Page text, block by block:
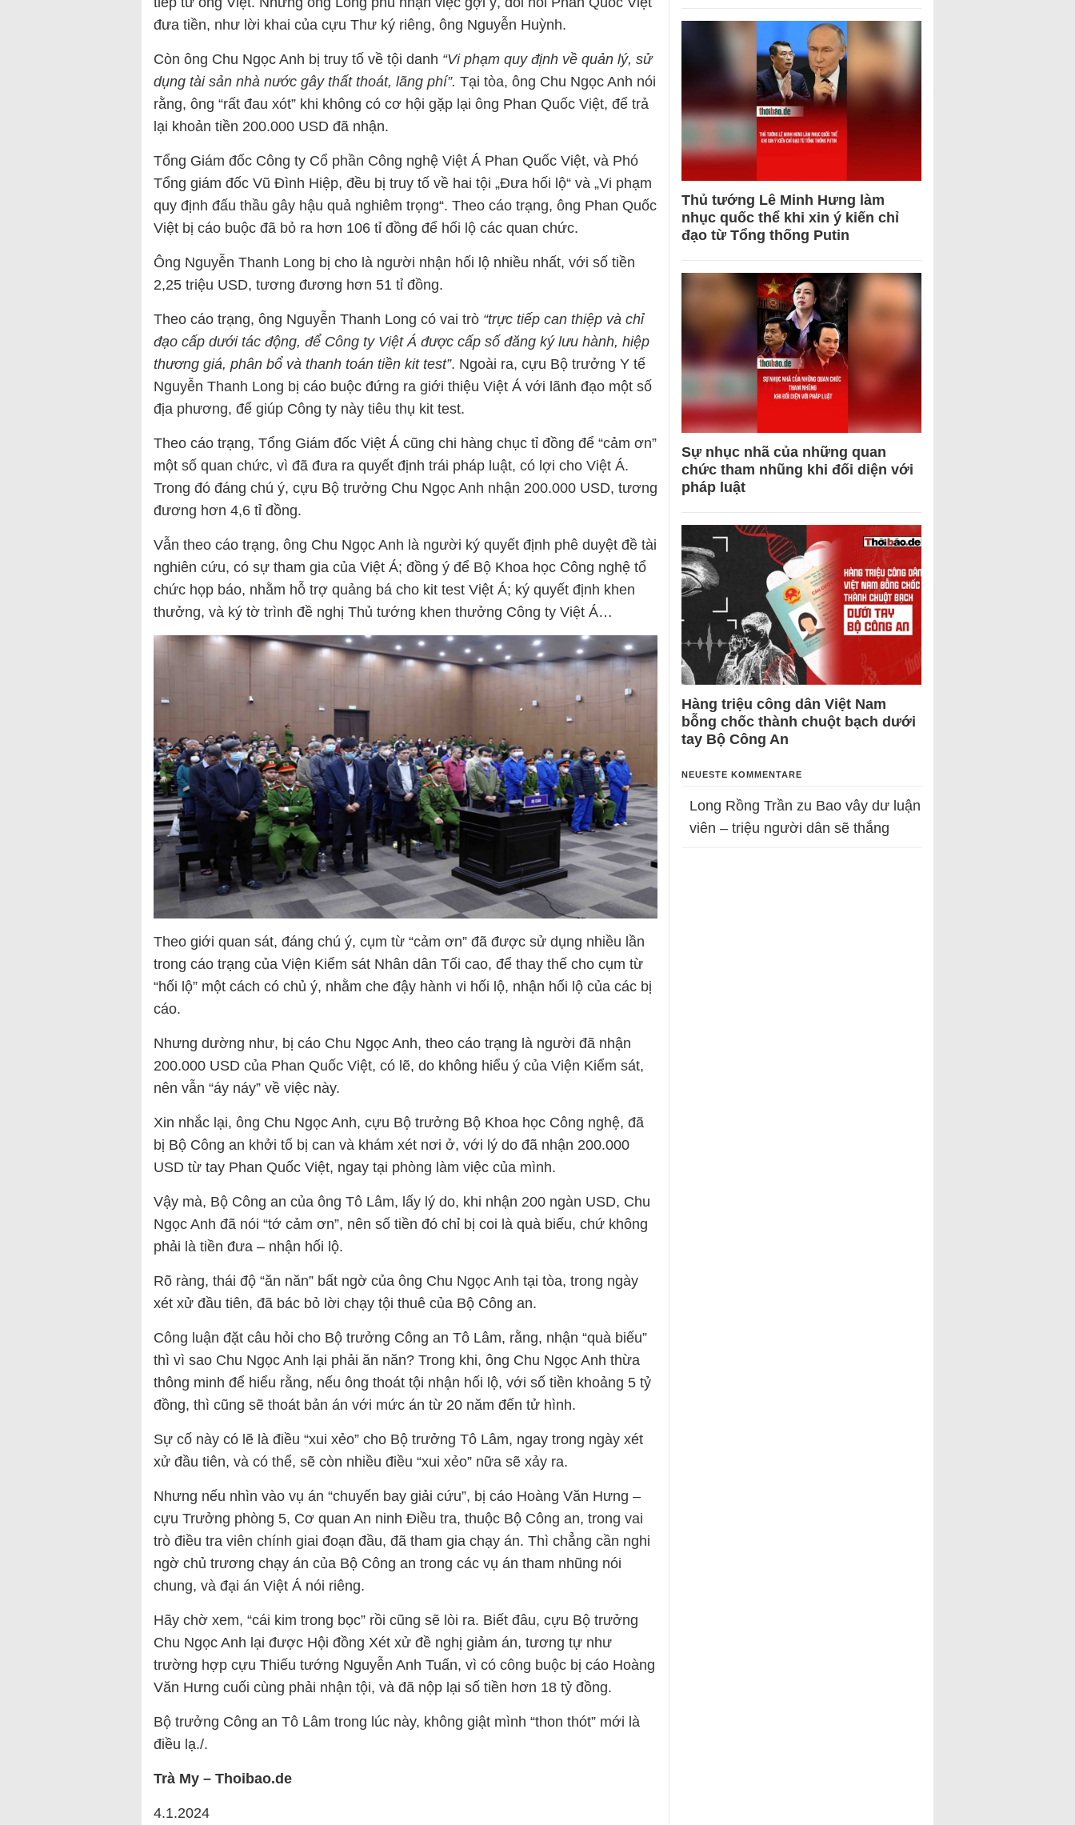
đưa tiền, như lời khai của cựu Thư ký riêng, ông Nguyễn Huỳnh.
Còn ông Chu Ngọc Anh bị truy tố về tội danh “Vi phạm quy định về quản lý, sử
dụng tài sản nhà nước gây thất thoát, lãng phí”. Tại tòa, ông Chu Ngọc Anh nói
rằng, ông “rất đau xót” khi không có cơ hội gặp lại ông Phan Quốc Việt, để trả
lại khoản tiền 200.000 USD đã nhận.
Tổng Giám đốc Công ty Cổ phần Công nghệ Việt Á Phan Quốc Việt, và Phó
Tổng giám đốc Vũ Đình Hiệp, đều bị truy tố về hai tội „Đưa hối lộ“ và „Vi phạm
quy định đấu thầu gây hậu quả nghiêm trọng“. Theo cáo trạng, ông Phan Quốc
Việt bị cáo buộc đã bỏ ra hơn 106 tỉ đồng để hối lộ các quan chức.
Ông Nguyễn Thanh Long bị cho là người nhận hối lộ nhiều nhất, với số tiền
2,25 triệu USD, tương đương hơn 51 tỉ đồng.
Theo cáo trạng, ông Nguyễn Thanh Long có vai trò “trực tiếp can thiệp và chỉ
đạo cấp dưới tác động, để Công ty Việt Á được cấp số đăng ký lưu hành, hiệp
thương giá, phân bổ và thanh toán tiền kit test”. Ngoài ra, cựu Bộ trưởng Y tế
Nguyễn Thanh Long bị cáo buộc đứng ra giới thiệu Việt Á với lãnh đạo một số
địa phương, để giúp Công ty này tiêu thụ kit test.
Theo cáo trạng, Tổng Giám đốc Việt Á cũng chi hàng chục tỉ đồng để “cảm ơn”
một số quan chức, vì đã đưa ra quyết định trái pháp luật, có lợi cho Việt Á.
Trong đó đáng chú ý, cựu Bộ trưởng Chu Ngọc Anh nhận 200.000 USD, tương
đương hơn 4,6 tỉ đồng.
Vẫn theo cáo trạng, ông Chu Ngọc Anh là người ký quyết định phê duyệt đề tài
nghiên cứu, có sự tham gia của Việt Á; đồng ý để Bộ Khoa học Công nghệ tổ
chức họp báo, nhằm hỗ trợ quảng bá cho kit test Việt Á; ký quyết định khen
thưởng, và ký tờ trình đề nghị Thủ tướng khen thưởng Công ty Việt Á…
Theo giới quan sát, đáng chú ý, cụm từ “cảm ơn” đã được sử dụng nhiều lần
trong cáo trạng của Viện Kiểm sát Nhân dân Tối cao, để thay thế cho cụm từ
“hối lộ” một cách có chủ ý, nhằm che đậy hành vi hối lộ, nhận hối lộ của các bị
cáo.
Nhưng dường như, bị cáo Chu Ngọc Anh, theo cáo trạng là người đã nhận
200.000 USD của Phan Quốc Việt, có lẽ, do không hiểu ý của Viện Kiểm sát,
nên vẫn “áy náy” về việc này.
Xin nhắc lại, ông Chu Ngọc Anh, cựu Bộ trưởng Bộ Khoa học Công nghệ, đã
bị Bộ Công an khởi tố bị can và khám xét nơi ở, với lý do đã nhận 200.000
USD từ tay Phan Quốc Việt, ngay tại phòng làm việc của mình.
Vậy mà, Bộ Công an của ông Tô Lâm, lấy lý do, khi nhận 200 ngàn USD, Chu
Ngọc Anh đã nói “tớ cảm ơn”, nên số tiền đó chỉ bị coi là quà biếu, chứ không
phải là tiền đưa – nhận hối lộ.
Rõ ràng, thái độ “ăn năn” bất ngờ của ông Chu Ngọc Anh tại tòa, trong ngày
xét xử đầu tiên, đã bác bỏ lời chạy tội thuê của Bộ Công an.
Công luận đặt câu hỏi cho Bộ trưởng Công an Tô Lâm, rằng, nhận “quà biếu”
thì vì sao Chu Ngọc Anh lại phải ăn năn? Trong khi, ông Chu Ngọc Anh thừa
thông minh để hiểu rằng, nếu ông thoát tội nhận hối lộ, với số tiền khoảng 5 tỷ
đồng, thì cũng sẽ thoát bản án với mức án từ 20 năm đến tử hình.
Sự cố này có lẽ là điều “xui xẻo” cho Bộ trưởng Tô Lâm, ngay trong ngày xét
xử đầu tiên, và có thể, sẽ còn nhiều điều “xui xẻo” nữa sẽ xảy ra.
Nhưng nếu nhìn vào vụ án “chuyến bay giải cứu”, bị cáo Hoàng Văn Hưng –
cựu Trưởng phòng 5, Cơ quan An ninh Điều tra, thuộc Bộ Công an, trong vai
trò điều tra viên chính giai đoạn đầu, đã tham gia chạy án. Thì chẳng cần nghi
ngờ chủ trương chạy án của Bộ Công an trong các vụ án tham nhũng nói
chung, và đại án Việt Á nói riêng.
Hãy chờ xem, “cái kim trong bọc” rồi cũng sẽ lòi ra. Biết đâu, cựu Bộ trưởng
Chu Ngọc Anh lại được Hội đồng Xét xử đề nghị giảm án, tương tự như
trường hợp cựu Thiếu tướng Nguyễn Anh Tuấn, vì có công buộc bị cáo Hoàng
Văn Hưng cuối cùng phải nhận tội, và đã nộp lại số tiền hơn 18 tỷ đồng.
Bộ trưởng Công an Tô Lâm trong lúc này, không giật mình “thon thót” mới là
điều lạ./.
Trà My – Thoibao.de
4.1.2024
Thủ tướng Lê Minh Hưng làm
nhục quốc thể khi xin ý kiến chỉ
đạo từ Tổng thống Putin
Sự nhục nhã của những quan
chức tham nhũng khi đối diện với
pháp luật
Hàng triệu công dân Việt Nam
bỗng chốc thành chuột bạch dưới
tay Bộ Công An
NEUESTE KOMMENTARE
Long Rồng Trần zu Bao vây dư luận
viên – triệu người dân sẽ thắng